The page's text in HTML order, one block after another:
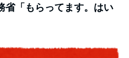
「もらってます。はい